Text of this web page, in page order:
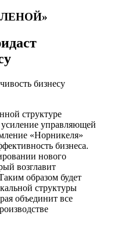
структуре
управляющей
«Норникеля»
бизнеса.
нового
возглавит
образом будет
структуры
объединит все